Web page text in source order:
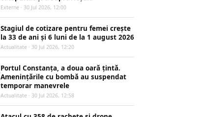
Externe · 30 Jul 2026, 12:00
Stagiul de cotizare pentru femei crește
la 33 de ani și 6 luni de la 1 august 2026
Actualitate · 30 Jul 2026, 12:20
Portul Constanța, a doua oară țintă.
Amenințările cu bombă au suspendat
temporar manevrele
Actualitate · 30 Jul 2026, 12:58